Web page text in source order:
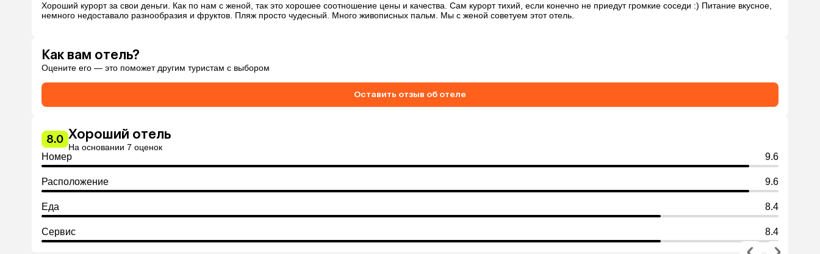
Хороший курорт за свои деньги. Как по нам с женой, так это хорошее соотношение цены и качества. Сам курорт тихий, если конечно не приедут громкие соседи :) Питание вкусное,
немного недоставало разнообразия и фруктов. Пляж просто чудесный. Много живописных пальм. Мы с женой советуем этот отель.
Как вам отель?
Оцените его — это поможет другим туристам с выбором
Оставить отзыв об отеле
8.0 Хороший отель
На основании 7 оценок
Номер 9.6
Расположение 9.6
Еда 8.4
Сервис 8.4